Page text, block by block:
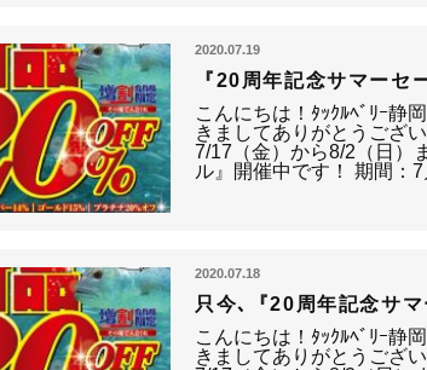
2020.07.19
『20周年記念サマーセ
こんにちは！ﾀｯｸﾙﾍﾞﾘｰ静
きましてありがとうござ
7/17（金）から8/2（日）
ル』開催中です！ 期間：
2020.07.18
只今､『20周年記念サ
こんにちは！ﾀｯｸﾙﾍﾞﾘｰ静
きましてありがとうござ